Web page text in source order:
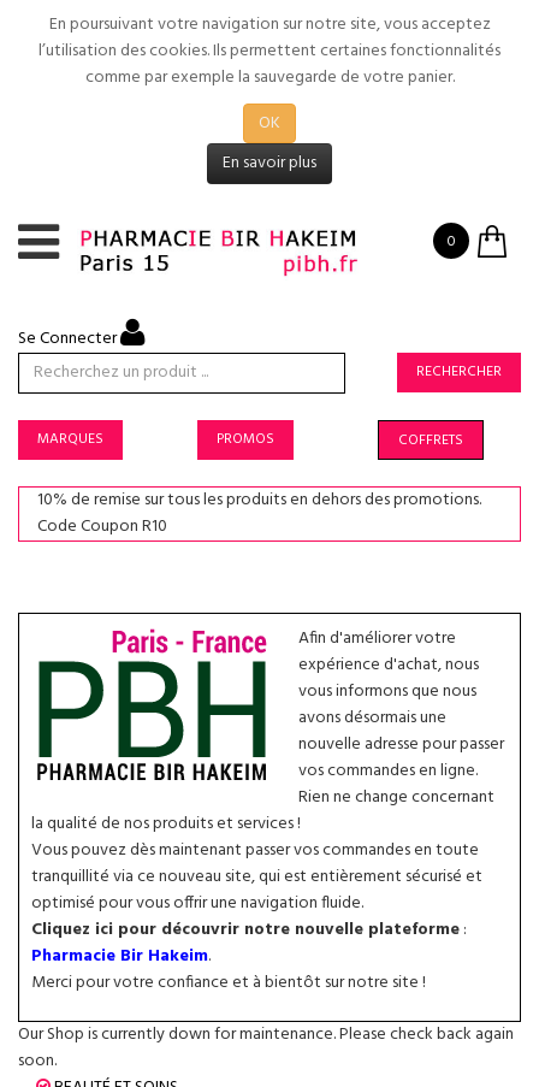
En poursuivant votre navigation sur notre site, vous acceptez
l’utilisation des cookies. Ils permettent certaines fonctionnalités
comme par exemple la sauvegarde de votre panier.
OK
En savoir plus
0
Se Connecter
RECHERCHER
MARQUES PROMOS COFFRETS
10% de remise sur tous les produits en dehors des promotions.
Code Coupon R10
Afin d'améliorer votre
expérience d'achat, nous
vous informons que nous
avons désormais une
nouvelle adresse pour passer
vos commandes en ligne.
Rien ne change concernant
la qualité de nos produits et services !
Vous pouvez dès maintenant passer vos commandes en toute
tranquillité via ce nouveau site, qui est entièrement sécurisé et
optimisé pour vous offrir une navigation fluide.
Cliquez ici pour découvrir notre nouvelle plateforme:
Pharmacie Bir Hakeim.
Merci pour votre confiance et à bientôt sur notre site !
Our Shop is currently down for maintenance. Please check back again
soon.